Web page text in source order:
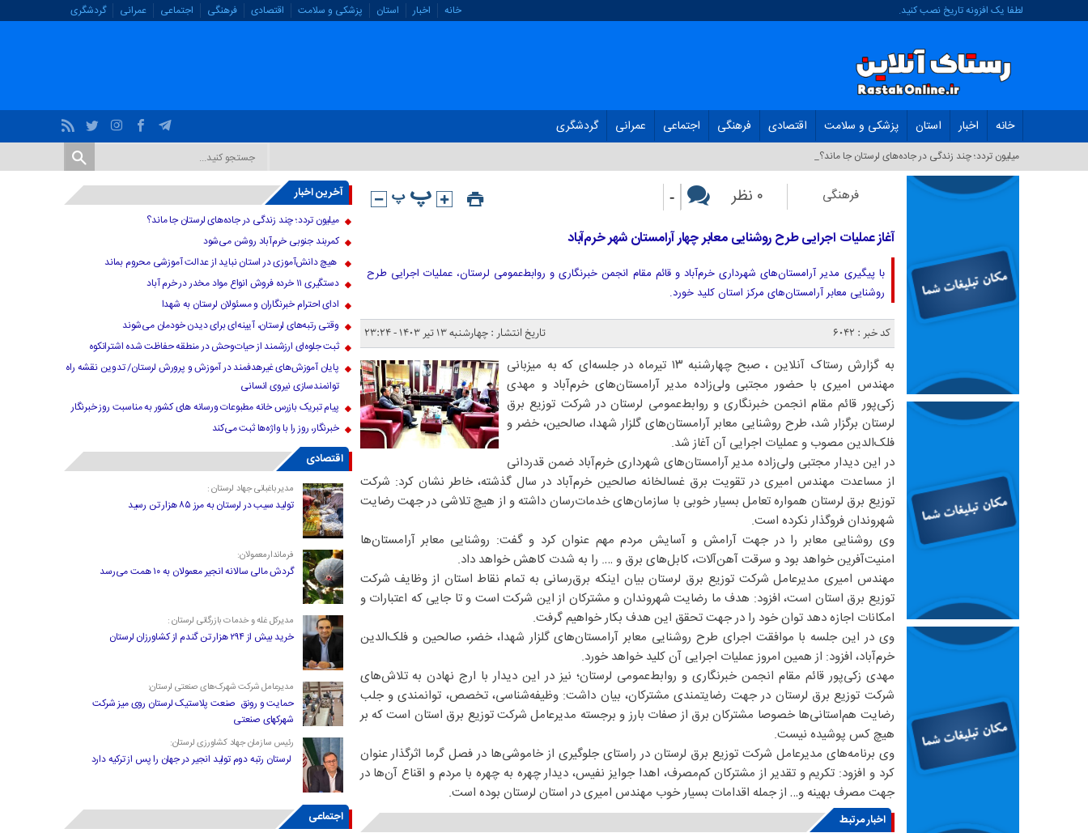
لطفا یک افزونه تاریخ نصب کنید. خانه اخبار استان پزشکی و سلامت اقتصادی فرهنگی اجتماعی عمرانی گردشگری
خانه اخبار استان پزشکی و سلامت اقتصادی فرهنگی اجتماعی عمرانی گردشگری
_
فرهنگی ۰ نظر -
آغاز عملیات اجرایی طرح روشنایی معابر چهار آرامستان‌ شهر خرم‌آباد
با پیگیری مدیر آرامستان‌های شهرداری خرم‌آباد و قائم مقام انجمن خبرنگاری و روابط‌عمومی لرستان، عملیات اجرایی طرح
روشنایی معابر آرامستان‌های مرکز استان کلید خورد.
کد خبر : 6042 تاریخ انتشار : چهارشنبه ۱۳ تیر ۱۴۰۳ - ۲۳:۲۴
به گزارش رستاک آنلاین ، صبح چهارشنبه ۱۳ تیرماه در جلسه‌ای که به میزبانی
مهندس امیری با حضور مجتبی ولی‌زاده مدیر آرامستان‌های خرم‌آباد و مهدی
زکی‌پور قائم مقام انجمن خبرنگاری و روابط‌عمومی لرستان در شرکت توزیع برق
لرستان برگزار شد، طرح روشنایی معابر آرامستان‌های گلزار شهدا، صالحین، خضر و
فلک‌الدین مصوب و عملیات اجرایی آن آغاز شد.
در این دیدار مجتبی ولی‌زاده مدیر آرامستان‌های شهرداری خرم‌آباد ضمن قدردانی
از مساعدت مهندس امیری در تقویت برق غسالخانه صالحین خرم‌آباد در سال گذشته، خاطر نشان کرد: شرکت
توزیع برق لرستان همواره تعامل بسیار خوبی با سازمان‌های خدمات‌رسان داشته و از هیچ تلاشی در جهت رضایت
شهروندان فروگذار نکرده است.
وی روشنایی معابر را در جهت آرامش و آسایش مردم مهم عنوان کرد و گفت: روشنایی معابر آرامستان‌ها
امنیت‌آفرین خواهد بود و سرقت آهن‌آلات، کابل‌های برق و …. را به شدت کاهش خواهد داد.
مهندس امیری مدیرعامل شرکت توزیع برق لرستان بیان اینکه برق‌رسانی به تمام نقاط استان از وظایف شرکت
توزیع برق استان است، افزود: هدف ما رضایت شهروندان و مشترکان از این شرکت است و تا جایی که اعتبارات و
امکانات اجازه دهد توان خود را در جهت تحقق این هدف بکار خواهیم گرفت.
وی در این جلسه با موافقت اجرای طرح روشنایی معابر آرامستان‌های گلزار شهدا، خضر، صالحین ‌و فلک‌الدین
خرم‌آباد، افزود: از همین امروز عملیات اجرایی آن کلید خواهد خورد.
مهدی زکی‌پور قائم مقام انجمن خبرنگاری و روابط‌عمومی لرستان؛ نیز در این دیدار با ارج نهادن به تلاش‌های
شرکت توزیع برق لرستان در جهت رضایتمندی مشترکان، بیان داشت: وظیفه‌شناسی، تخصص، توانمندی و جلب
رضایت هم‌استانی‌ها خصوصا مشترکان برق از صفات بارز و برجسته مدیرعامل شرکت توزیع برق استان است که بر
هیچ کس پوشیده نیست.
وی برنامه‌های مدیرعامل شرکت توزیع برق لرستان در راستای جلوگیری از خاموشی‌ها در فصل گرما اثرگذار عنوان
کرد و افزود: تکریم و تقدیر از مشترکان کم‌مصرف، اهدا جوایز نفیس، دیدار چهره به چهره با مردم و اقناع آن‌ها در
جهت مصرف بهینه و… از جمله اقدامات بسیار خوب مهندس امیری در استان لرستان بوده است‌.
اخبار مرتبط
آخرین اخبار
میلیون تردد؛ چند زندگی در جاده‌های لرستان جا ماند؟
کمربند جنوبی خرم‌‌آباد روشن می‌شود
هیچ دانش‌آموزی در استان نباید از عدالت آموزشی محروم بماند
دستگیری ۱۱ خرده فروش انواع مواد مخدر در خرم آباد
ادای احترام خبرنگاران و مسئولان لرستان به شهدا
وقتی رتبه‌های لرستان، آیینه‌ای برای دیدن خودمان می‌شوند
ثبت جلوه‌ای ارزشمند از حیات‌وحش در منطقه حفاظت شده اشترانکوه
پایان آموزش‌های غیرهدفمند در آموزش و پرورش لرستان/ تدوین نقشه راه
توانمندسازی نیروی انسانی
پیام تبریک بازرس خانه مطبوعات ورسانه های کشور به مناسبت روز خبرنگار
خبرنگار، روز را با واژه‌ها ثبت می‌کند
اقتصادی
مدیر باغبانی جهاد لرستان :
تولید سیب در لرستان به مرز ۸۵ هزار تن رسید
فرماندارمعمولان:
گردش مالی سالانه انجیر معمولان به ۱۰ همت می‌رسد
مدیرکل غله و خدمات بازرگانی لرستان :
خرید بیش از ۲۹۴ هزار تن گندم از کشاورزان لرستان
مدیرعامل شرکت شهرک‌های صنعتی لرستان:
حمایت و رونق صنعت پلاستیک لرستان روی میز شرکت
شهرکهای صنعتی
رئیس سازمان جهاد کشاورزی لرستان:
لرستان رتبه دوم تولید انجیر در جهان را پس از ترکیه دارد
اجتماعی